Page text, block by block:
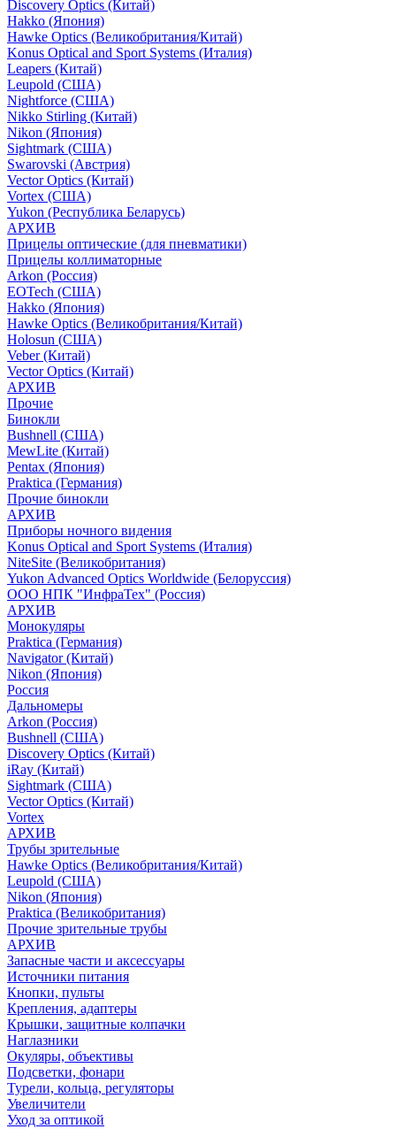
Discovery Optics (Китай)
Hakko (Япония)
Hawke Optics (Великобритания/Китай)
Konus Optical and Sport Systems (Италия)
Leapers (Китай)
Leupold (США)
Nightforce (США)
Nikko Stirling (Китай)
Nikon (Япония)
Sightmark (США)
Swarovski (Австрия)
Vector Optics (Китай)
Vortex (США)
Yukon (Республика Беларусь)
АРХИВ
Прицелы оптические (для пневматики)
Прицелы коллиматорные
Arkon (Россия)
EOTech (США)
Hakko (Япония)
Hawke Optics (Великобритания/Китай)
Holosun (США)
Veber (Китай)
Vector Optics (Китай)
АРХИВ
Прочие
Бинокли
Bushnell (США)
MewLite (Китай)
Pentax (Япония)
Praktica (Германия)
Прочие бинокли
АРХИВ
Приборы ночного видения
Konus Optical and Sport Systems (Италия)
NiteSite (Великобритания)
Yukon Advanced Optics Worldwide (Белоруссия)
ООО НПК "ИнфраТех" (Россия)
АРХИВ
Монокуляры
Praktica (Германия)
Navigator (Китай)
Nikon (Япония)
Россия
Дальномеры
Arkon (Россия)
Bushnell (США)
Discovery Optics (Китай)
iRay (Китай)
Sightmark (США)
Vector Optics (Китай)
Vortex
АРХИВ
Трубы зрительные
Hawke Optics (Великобритания/Китай)
Leupold (США)
Nikon (Япония)
Praktica (Великобритания)
Прочие зрительные трубы
АРХИВ
Запасные части и аксессуары
Источники питания
Кнопки, пульты
Крепления, адаптеры
Крышки, защитные колпачки
Наглазники
Окуляры, объективы
Подсветки, фонари
Турели, кольца, регуляторы
Увеличители
Уход за оптикой